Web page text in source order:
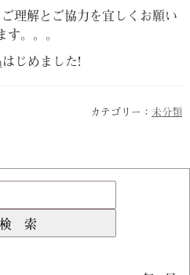
理解とご協力を宜しくお願い
す。。。
はじめました!
カテゴリー： 未分類